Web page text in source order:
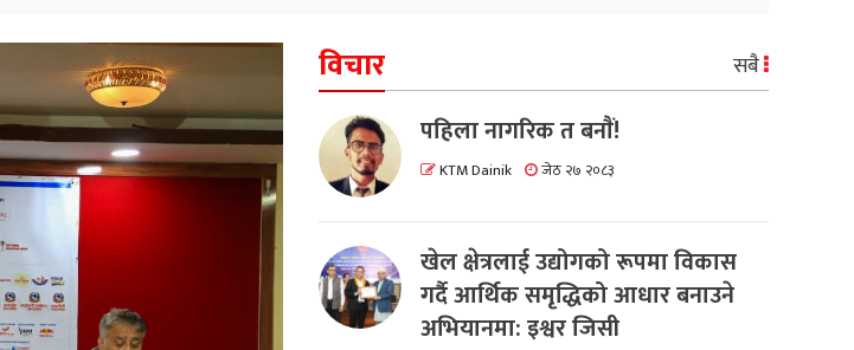
विचार सबै
पहिला नागरिक त बनाैं!
KTM Dainik जेठ २७ २०८३
खेल क्षेत्रलाई उद्योगको रूपमा विकास
गर्दै आर्थिक समृद्धिको आधार बनाउने
अभियानमा: इश्वर जिसी